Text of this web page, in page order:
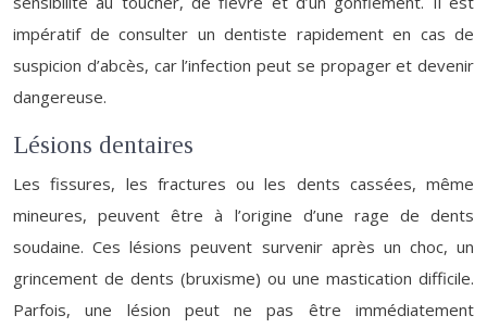
impératif de consulter un dentiste rapidement en cas de
suspicion d’abcès, car l’infection peut se propager et devenir
dangereuse.
Lésions dentaires
Les fissures, les fractures ou les dents cassées, même
mineures, peuvent être à l’origine d’une rage de dents
soudaine. Ces lésions peuvent survenir après un choc, un
grincement de dents (bruxisme) ou une mastication difficile.
Parfois, une lésion peut ne pas être immédiatement